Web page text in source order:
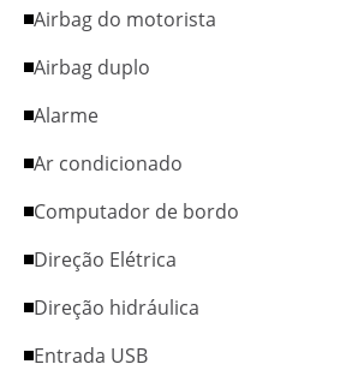
Airbag do motorista
Airbag duplo
Alarme
Ar condicionado
Computador de bordo
Direção Elétrica
Direção hidráulica
Entrada USB